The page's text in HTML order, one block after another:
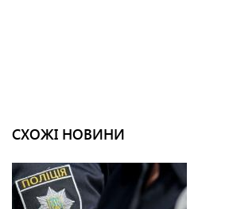
СХОЖІ НОВИНИ